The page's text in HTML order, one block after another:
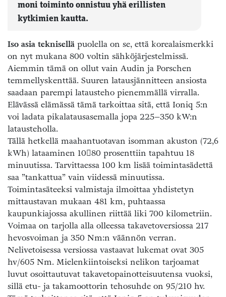
moni toiminto onnistuu yhä erillisten
kytkimien kautta.
Iso asia teknisellä puolella on se, että korealaismerkki
on nyt mukana 800 voltin sähköjärjestelmissä.
Aiemmin tämä on ollut vain Audin ja Porschen
temmellyskenttää. Suuren latausjännitteen ansiosta
saadaan parempi latausteho pienemmällä virralla.
Elävässä elämässä tämä tarkoittaa sitä, että Ioniq 5:n
voi ladata pikalatausasemalla jopa 225–350 kW:n
latausteholla.
Tällä hetkellä maahantuotavan isomman akuston (72,6
kWh) lataaminen 1080 prosenttiin tapahtuu 18
minuutissa. Tarvittaessa 100 km lisää toimintasädettä
saa ”tankattua” vain viidessä minuutissa.
Toimintasäteeksi valmistaja ilmoittaa yhdistetyn
mittaustavan mukaan 481 km, puhtaassa
kaupunkiajossa akullinen riittää liki 700 kilometriin.
Voimaa on tarjolla alla olleessa takavetoversiossa 217
hevosvoiman ja 350 Nm:n väännön verran.
Nelivetoisessa versiossa vastaavat lukemat ovat 305
hv/605 Nm. Mielenkiintoiseksi nelikon tarjoamat
luvut osoittautuvat takavetopainotteisuutensa vuoksi,
sillä etu- ja takamoottorin tehosuhde on 95/210 hv.